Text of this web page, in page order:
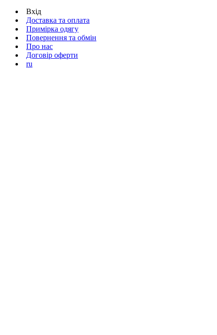
Вхід
Доставка та оплата
Примірка одягу
Повернення та обмін
Про нас
Договір оферти
ru